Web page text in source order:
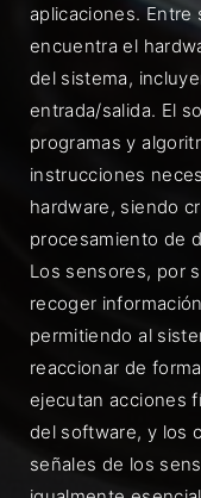
aplicaciones.
encuentra el
del sistema,
entrada/salida. El
programas y
instrucciones
hardware, siendo
procesamiento de
Los sensores, por
recoger
permitiendo al
reaccionar de
ejecutan acciones
del software, y los
señales de los